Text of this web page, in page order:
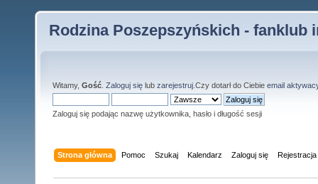
Rodzina Poszepszyńskich - fanklub
Witamy, Gość Zaloguj się lub zarejestruj .Czy dotarł do Ciebie email
Zaloguj się podając nazwę użytkownika, hasło i długość sesji
Strona główna Pomoc Szukaj Kalendarz Zaloguj się Rejestracja